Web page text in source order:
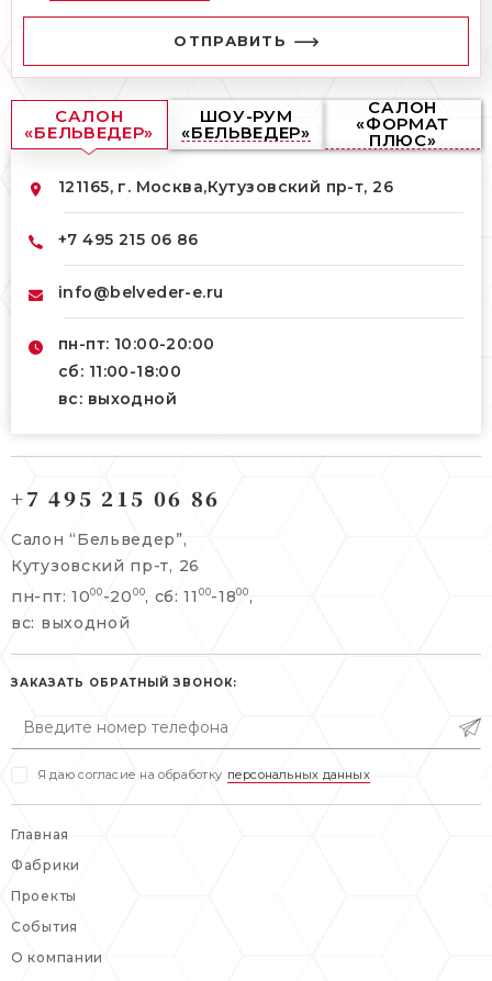
ОТПРАВИТЬ
САЛОН
«БЕЛЬВЕДЕР»
ШОУ-РУМ
«БЕЛЬВЕДЕР»
САЛОН
«ФОРМАТ
ПЛЮС»
121165, г. Москва,Кутузовский пр-т, 26
+7 495 215 06 86
info@belveder-e.ru
пн-пт: 10:00-20:00
сб: 11:00-18:00
вс: выходной
info@belveder-e.ru
пн-пт: 10:00-20:00
сб, вс: выходной
Берсеневский переулок, 3/10с7
+7 495 477 45 43
info@belveder-e.ru
пн-пт: 10:00-19:00
сб: выходной
+7 495 215 06 86
Салон “Бельведер”,
Кутузовский пр-т, 26
пн-пт: 1000 -20 00, сб: 11 00-1800 ,
вс: выходной
ЗАКАЗАТЬ ОБРАТНЫЙ ЗВОНОК:
Я даю согласие на обработку персональных данных
Главная
Фабрики
Проекты
События
О компании